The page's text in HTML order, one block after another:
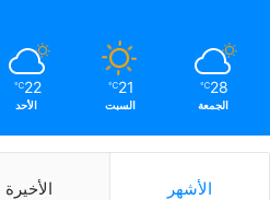
28
℃
الجمعة
21
℃
السبت
22
℃
الأحد
الأشهر الأخيرة